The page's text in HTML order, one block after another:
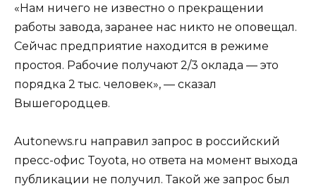
«Нам ничего не известно о прекращении
работы завода, заранее нас никто не оповещал.
Сейчас предприятие находится в режиме
простоя. Рабочие получают 2/3 оклада — это
порядка 2 тыс. человек», — сказал
Вышегородцев.
Autonews.ru направил запрос в российский
пресс-офис Toyota, но ответа на момент выхода
публикации не получил. Такой же запрос был